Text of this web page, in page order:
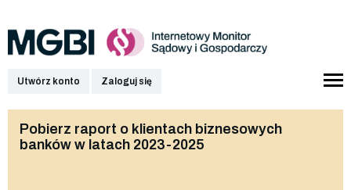
Utwórz konto Zaloguj się
Pobierz raport o klientach biznesowych
banków w latach 2023-2025